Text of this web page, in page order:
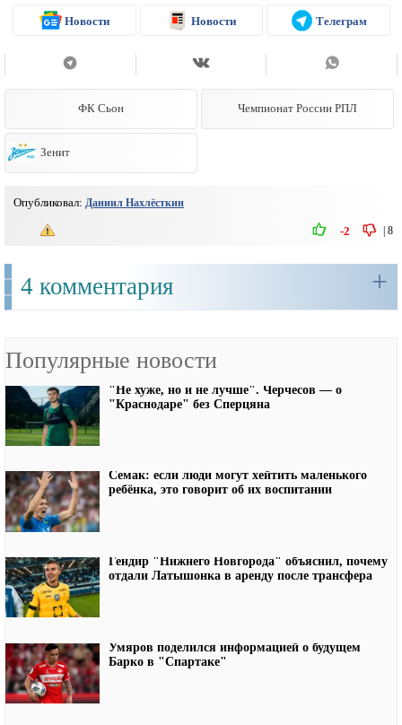
Новости Новости Телеграм
ФК Сьон Чемпионат России РПЛ
Зенит
Опубликовал: Даниил Нахлёсткин
| 8
-2
4 комментария +
Популярные новости
"Не хуже, но и не лучше". Черчесов — о
"Краснодаре" без Сперцяна
Семак: если люди могут хейтить маленького
ребёнка, это говорит об их воспитании
Гендир "Нижнего Новгорода" объяснил, почему
отдали Латышонка в аренду после трансфера
Умяров поделился информацией о будущем
Барко в "Спартаке"